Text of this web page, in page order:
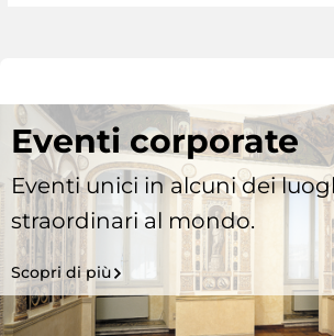
Eventi corporate
Eventi unici in alcuni dei
straordinari al mondo.
Scopri di più